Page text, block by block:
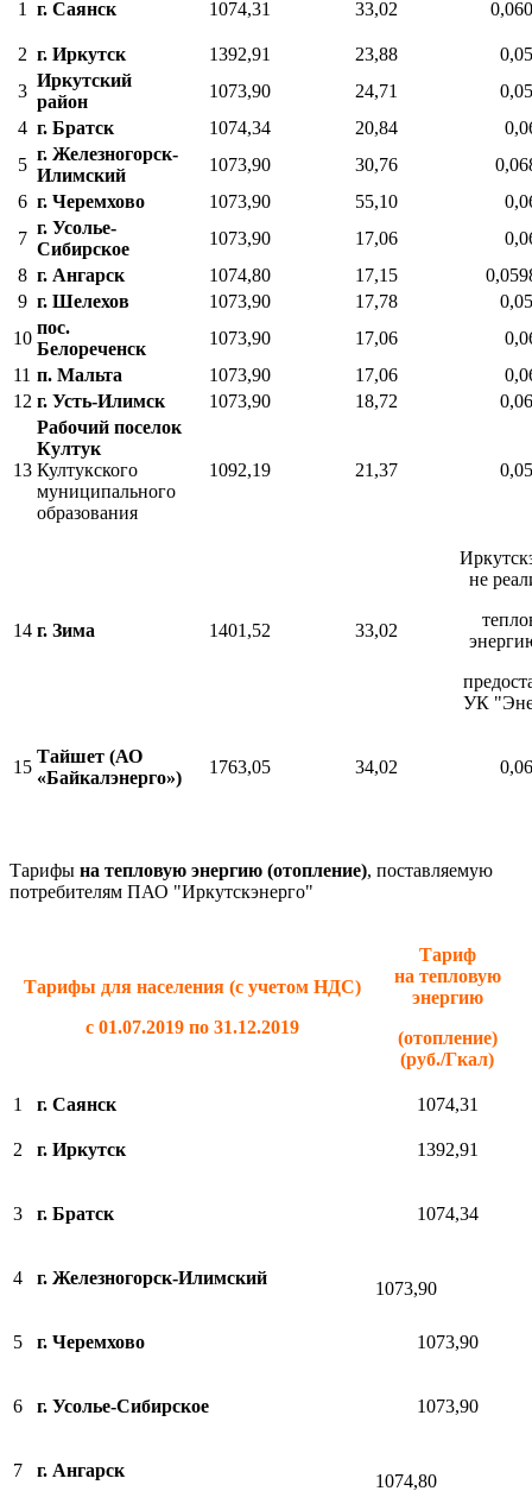
1 г. Саянск 1074,31 33,02
2 г. Иркутск 1392,91 23,88
3
Иркутский
район
1073,90 24,71
4 г. Братск 1074,34 20,84
5
г. Железногорск-
Илимский
1073,90 30,76
6 г. Черемхово 1073,90 55,10
7
г. Усолье-
Сибирское
1073,90 17,06
8 г. Ангарск 1074,80 17,15
9 г. Шелехов 1073,90 17,78
10
пос.
Белореченск
1073,90 17,06
11 п. Мальта 1073,90 17,06
12 г. Усть-Илимск 1073,90 18,72
13
Рабочий поселок
Култук
Култукского
муниципального
образования
1092,19 21,37
14 г. Зима 1401,52 33,02
не
УК
15
Тайшет (АО
«Байкалэнерго»)
1763,05 34,02
Тарифы на тепловую энергию (отопление), поставляемую
потребителям ПАО "Иркутскэнерго"
Тарифы для населения (с учетом НДС)
с 01.07.2019 по 31.12.2019
Тариф
на тепловую
энергию
(отопление)
(руб./Гкал)
1 г. Саянск 1074,31
2 г. Иркутск 1392,91
3 г. Братск 1074,34
4 г. Железногорск-Илимский
1073,90
5 г. Черемхово 1073,90
6 г. Усолье-Сибирское 1073,90
7 г. Ангарск
1074,80